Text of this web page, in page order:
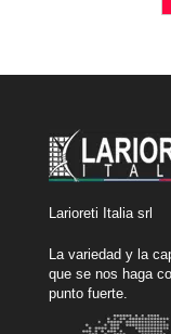
Larioreti Italia srl
La variedad y la
que se nos haga
punto fuerte.